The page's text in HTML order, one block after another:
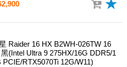
Raider 16 HX B2WH-026TW 16
(Intel Ultra 9 275HX/16G DDR5/1
PCIE/RTX5070Ti 12G/W11)